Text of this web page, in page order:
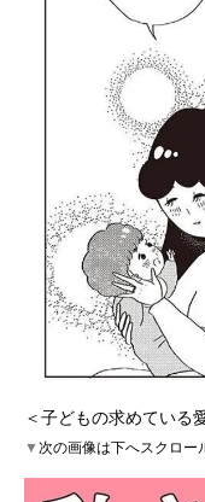
＜子どもの求めている
▼次の画像は下へスクロー